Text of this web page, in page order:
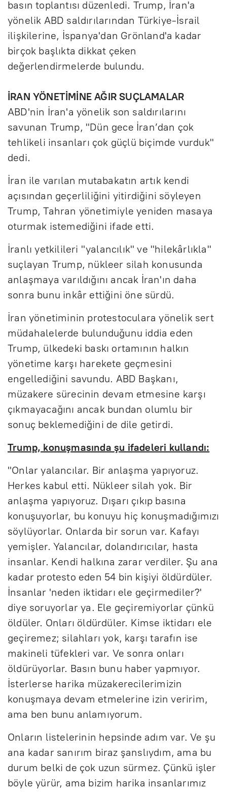
basın toplantısı düzenledi. Trump, İran'a
yönelik ABD saldırılarından Türkiye-İsrail
ilişkilerine, İspanya'dan Grönland'a kadar
birçok başlıkta dikkat çeken
değerlendirmelerde bulundu.
İRAN YÖNETİMİNE AĞIR SUÇLAMALAR
ABD'nin İran'a yönelik son saldırılarını
savunan Trump, "Dün gece İran’dan çok
tehlikeli insanları çok güçlü biçimde vurduk"
dedi.
İran ile varılan mutabakatın artık kendi
açısından geçerliliğini yitirdiğini söyleyen
Trump, Tahran yönetimiyle yeniden masaya
oturmak istemediğini ifade etti.
İranlı yetkilileri "yalancılık" ve "hilekârlıkla"
suçlayan Trump, nükleer silah konusunda
anlaşmaya varıldığını ancak İran'ın daha
sonra bunu inkâr ettiğini öne sürdü.
İran yönetiminin protestoculara yönelik sert
müdahalelerde bulunduğunu iddia eden
Trump, ülkedeki baskı ortamının halkın
yönetime karşı harekete geçmesini
engellediğini savundu. ABD Başkanı,
müzakere sürecinin devam etmesine karşı
çıkmayacağını ancak bundan olumlu bir
sonuç beklemediğini de dile getirdi.
Trump, konuşmasında şu ifadeleri kullandı:
"Onlar yalancılar. Bir anlaşma yapıyoruz.
Herkes kabul etti. Nükleer silah yok. Bir
anlaşma yapıyoruz. Dışarı çıkıp basına
konuşuyorlar, bu konuyu hiç konuşmadığımızı
söylüyorlar. Onlarda bir sorun var. Kafayı
yemişler. Yalancılar, dolandırıcılar, hasta
insanlar. Kendi halkına zarar verdiler. Şu ana
kadar protesto eden 54 bin kişiyi öldürdüler.
İnsanlar 'neden iktidarı ele geçirmediler?'
diye soruyorlar ya. Ele geçiremiyorlar çünkü
öldüler. Onları öldürdüler. Kimse iktidarı ele
geçiremez; silahları yok, karşı tarafın ise
makineli tüfekleri var. Ve sonra onları
öldürüyorlar. Basın bunu haber yapmıyor.
İsterlerse harika müzakerecilerimizin
konuşmaya devam etmelerine izin veririm,
ama ben bunu anlamıyorum.
Onların listelerinin hepsinde adım var. Ve şu
ana kadar sanırım biraz şanslıydım, ama bu
durum belki de çok uzun sürmez. Çünkü işler
böyle yürür, ama bizim harika insanlarımız